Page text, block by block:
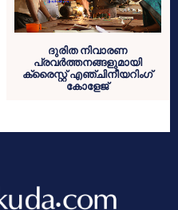
ദുരിത നിവാരണ
പ്രവര്‍ത്തനങ്ങളുമായി
ക്രൈസ്റ്റ് എഞ്ചിനീയറിംഗ്
കോളേജ്